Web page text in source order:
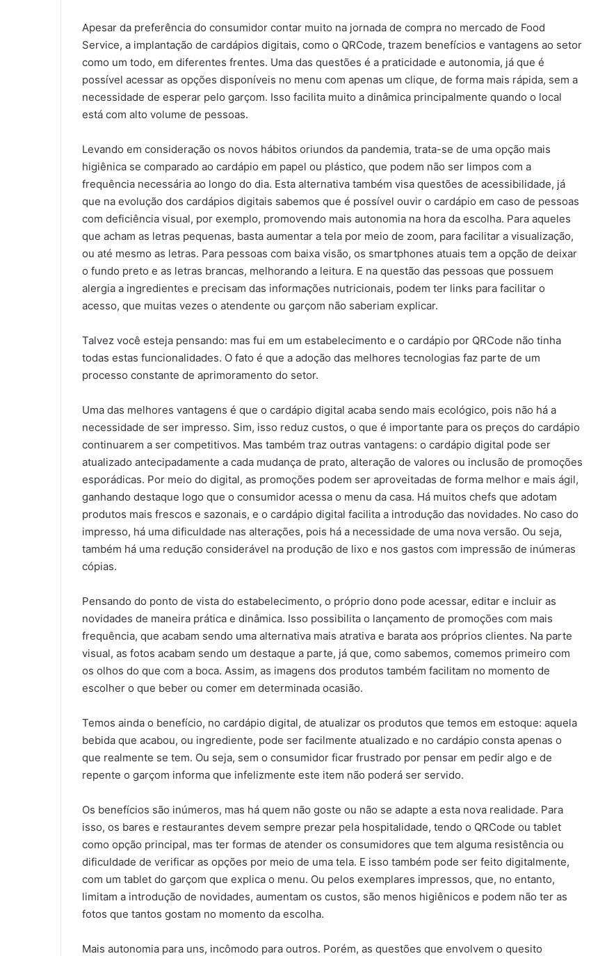
Apesar da preferência do consumidor contar muito na jornada de compra no mercado de Food
Service, a implantação de cardápios digitais, como o QRCode, trazem benefícios e vantagens ao setor
como um todo, em diferentes frentes. Uma das questões é a praticidade e autonomia, já que é
possível acessar as opções disponíveis no menu com apenas um clique, de forma mais rápida, sem a
necessidade de esperar pelo garçom. Isso facilita muito a dinâmica principalmente quando o local
está com alto volume de pessoas.
Levando em consideração os novos hábitos oriundos da pandemia, trata-se de uma opção mais
higiênica se comparado ao cardápio em papel ou plástico, que podem não ser limpos com a
frequência necessária ao longo do dia. Esta alternativa também visa questões de acessibilidade, já
que na evolução dos cardápios digitais sabemos que é possível ouvir o cardápio em caso de pessoas
com deficiência visual, por exemplo, promovendo mais autonomia na hora da escolha. Para aqueles
que acham as letras pequenas, basta aumentar a tela por meio de zoom, para facilitar a visualização,
ou até mesmo as letras. Para pessoas com baixa visão, os smartphones atuais tem a opção de deixar
o fundo preto e as letras brancas, melhorando a leitura. E na questão das pessoas que possuem
alergia a ingredientes e precisam das informações nutricionais, podem ter links para facilitar o
acesso, que muitas vezes o atendente ou garçom não saberiam explicar.
Talvez você esteja pensando: mas fui em um estabelecimento e o cardápio por QRCode não tinha
todas estas funcionalidades. O fato é que a adoção das melhores tecnologias faz parte de um
processo constante de aprimoramento do setor.
Uma das melhores vantagens é que o cardápio digital acaba sendo mais ecológico, pois não há a
necessidade de ser impresso. Sim, isso reduz custos, o que é importante para os preços do cardápio
continuarem a ser competitivos. Mas também traz outras vantagens: o cardápio digital pode ser
atualizado antecipadamente a cada mudança de prato, alteração de valores ou inclusão de promoções
esporádicas. Por meio do digital, as promoções podem ser aproveitadas de forma melhor e mais ágil,
ganhando destaque logo que o consumidor acessa o menu da casa. Há muitos chefs que adotam
produtos mais frescos e sazonais, e o cardápio digital facilita a introdução das novidades. No caso do
impresso, há uma dificuldade nas alterações, pois há a necessidade de uma nova versão. Ou seja,
também há uma redução considerável na produção de lixo e nos gastos com impressão de inúmeras
cópias.
Pensando do ponto de vista do estabelecimento, o próprio dono pode acessar, editar e incluir as
novidades de maneira prática e dinâmica. Isso possibilita o lançamento de promoções com mais
frequência, que acabam sendo uma alternativa mais atrativa e barata aos próprios clientes. Na parte
visual, as fotos acabam sendo um destaque a parte, já que, como sabemos, comemos primeiro com
os olhos do que com a boca. Assim, as imagens dos produtos também facilitam no momento de
escolher o que beber ou comer em determinada ocasião.
Temos ainda o benefício, no cardápio digital, de atualizar os produtos que temos em estoque: aquela
bebida que acabou, ou ingrediente, pode ser facilmente atualizado e no cardápio consta apenas o
que realmente se tem. Ou seja, sem o consumidor ficar frustrado por pensar em pedir algo e de
repente o garçom informa que infelizmente este item não poderá ser servido.
Os benefícios são inúmeros, mas há quem não goste ou não se adapte a esta nova realidade. Para
isso, os bares e restaurantes devem sempre prezar pela hospitalidade, tendo o QRCode ou tablet
como opção principal, mas ter formas de atender os consumidores que tem alguma resistência ou
dificuldade de verificar as opções por meio de uma tela. E isso também pode ser feito digitalmente,
com um tablet do garçom que explica o menu. Ou pelos exemplares impressos, que, no entanto,
limitam a introdução de novidades, aumentam os custos, são menos higiênicos e podem não ter as
fotos que tantos gostam no momento da escolha.
Mais autonomia para uns, incômodo para outros. Porém, as questões que envolvem o quesito